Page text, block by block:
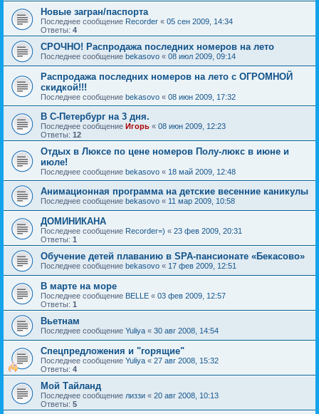
Новые загран/паспорта
Последнее сообщение Recorder « 05 сен 2009, 14:34
Ответы: 4
СРОЧНО! Распродажа последних номеров на лето
Последнее сообщение bekasovo « 08 июл 2009, 09:14
Распродажа последних номеров на лето с ОГРОМНОЙ
скидкой!!!
Последнее сообщение bekasovo « 08 июн 2009, 17:32
В С-Петербург на 3 дня.
Последнее сообщение Игорь « 08 июн 2009, 12:23
Ответы: 12
Отдых в Люксе по цене номеров Полу-люкс в июне и
июле!
Последнее сообщение bekasovo « 18 май 2009, 12:48
Анимационная программа на детские весенние каникулы
Последнее сообщение bekasovo « 11 мар 2009, 10:58
ДОМИНИКАНА
Последнее сообщение Recorder=) « 23 фев 2009, 20:31
Ответы: 1
Обучение детей плаванию в SPA-пансионате «Бекасово»
Последнее сообщение bekasovo « 17 фев 2009, 12:51
В марте на море
Последнее сообщение BELLE « 03 фев 2009, 12:57
Ответы: 1
Вьетнам
Последнее сообщение Yuliya « 30 авг 2008, 14:54
Спецпредложения и "горящие"
Последнее сообщение Yuliya « 27 авг 2008, 15:32
Ответы: 4
Мой Тайланд
Последнее сообщение лиззи « 20 авг 2008, 10:13
Ответы: 5